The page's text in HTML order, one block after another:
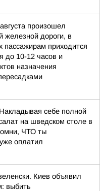
произошел
железной дороги, в
пассажирам приходится
до 10-12 часов и
назначения
себе полной
на шведском столе в
ЧТО ты
оплатил
Киев объявил
выбить